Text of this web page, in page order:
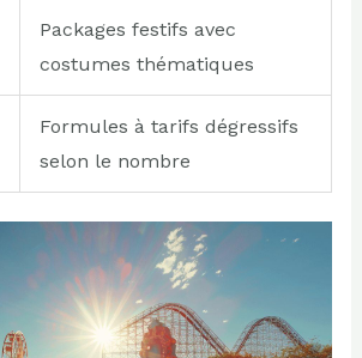
Packages festifs avec
costumes thématiques
Formules à tarifs dégressifs
selon le nombre